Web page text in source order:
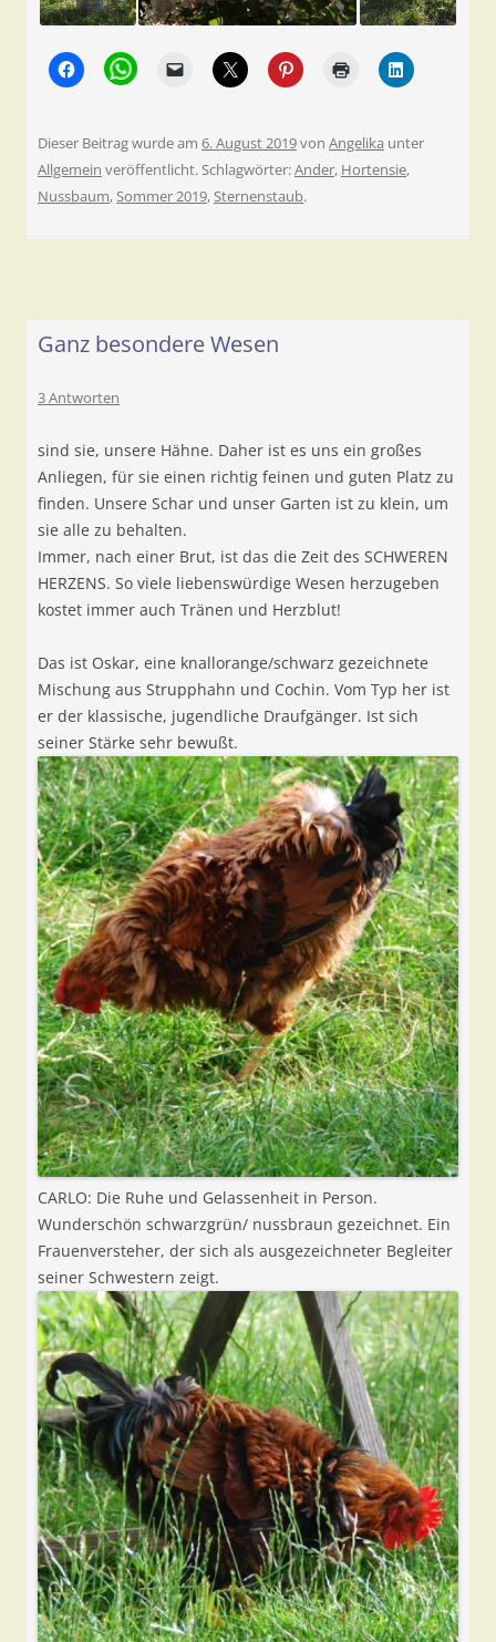
Dieser Beitrag wurde am 6. August 2019von Angelika unter
Allgemein veröffentlicht. Schlagwörter:Ander, Hortensie,
Nussbaum,Sommer 2019,Sternenstaub.
Ganz besondere Wesen
3 Antworten
sind sie, unsere Hähne. Daher ist es uns ein großes
Anliegen, für sie einen richtig feinen und guten Platz zu
finden. Unsere Schar und unser Garten ist zu klein, um
sie alle zu behalten.
Immer, nach einer Brut, ist das die Zeit des SCHWEREN
HERZENS. So viele liebenswürdige Wesen herzugeben
kostet immer auch Tränen und Herzblut!
Das ist Oskar, eine knallorange/schwarz gezeichnete
Mischung aus Strupphahn und Cochin. Vom Typ her ist
er der klassische, jugendliche Draufgänger. Ist sich
seiner Stärke sehr bewußt.
CARLO: Die Ruhe und Gelassenheit in Person.
Wunderschön schwarzgrün/ nussbraun gezeichnet. Ein
Frauenversteher, der sich als ausgezeichneter Begleiter
seiner Schwestern zeigt.